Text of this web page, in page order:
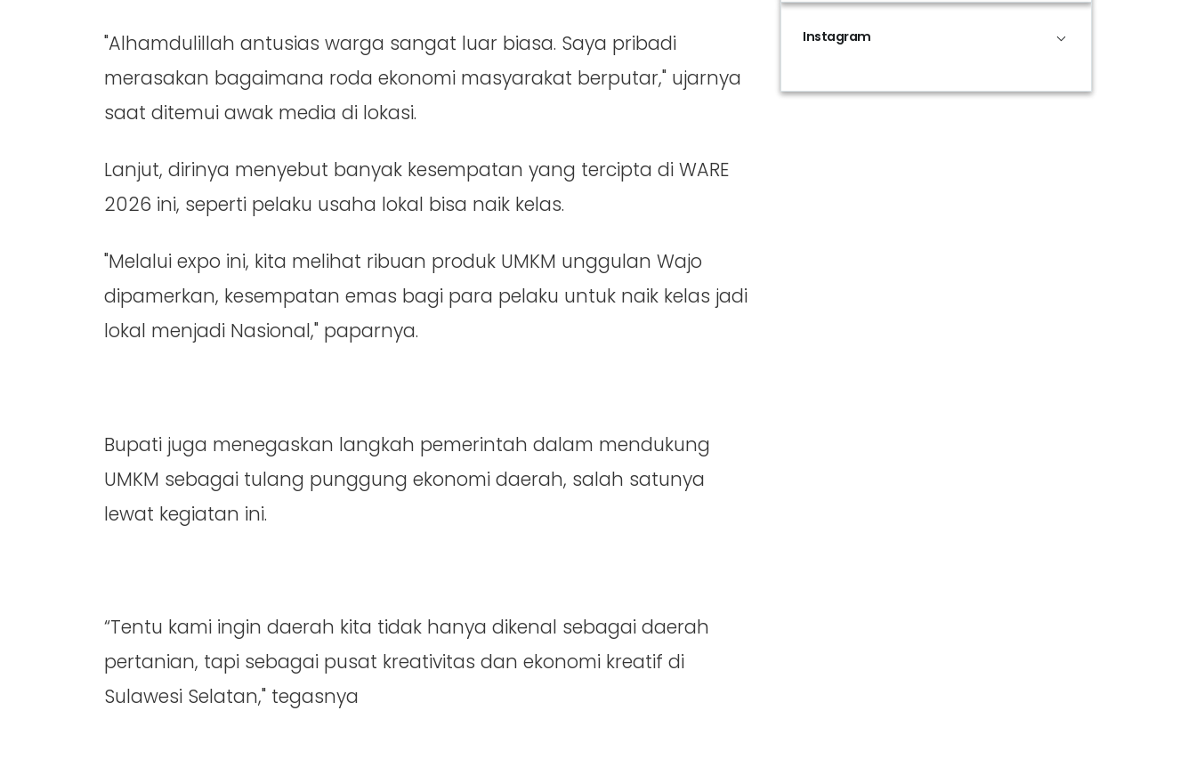
"Alhamdulillah antusias warga sangat luar biasa. Saya pribadi
merasakan bagaimana roda ekonomi masyarakat berputar," ujarnya
saat ditemui awak media di lokasi.
Lanjut, dirinya menyebut banyak kesempatan yang tercipta di WARE
2026 ini, seperti pelaku usaha lokal bisa naik kelas.
"Melalui expo ini, kita melihat ribuan produk UMKM unggulan Wajo
dipamerkan, kesempatan emas bagi para pelaku untuk naik kelas jadi
lokal menjadi Nasional," paparnya.
Bupati juga menegaskan langkah pemerintah dalam mendukung
UMKM sebagai tulang punggung ekonomi daerah, salah satunya
lewat kegiatan ini.
“Tentu kami ingin daerah kita tidak hanya dikenal sebagai daerah
pertanian, tapi sebagai pusat kreativitas dan ekonomi kreatif di
Sulawesi Selatan," tegasnya
Instagram